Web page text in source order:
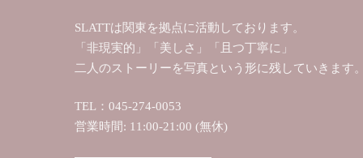
SLATTは関東を拠点に活動しております。
「非現実的」「美しさ」「且つ丁寧に」
二人のストーリーを写真という形に残していきます
TEL：045-274-0053
営業時間: 11:00-21:00 (無休)